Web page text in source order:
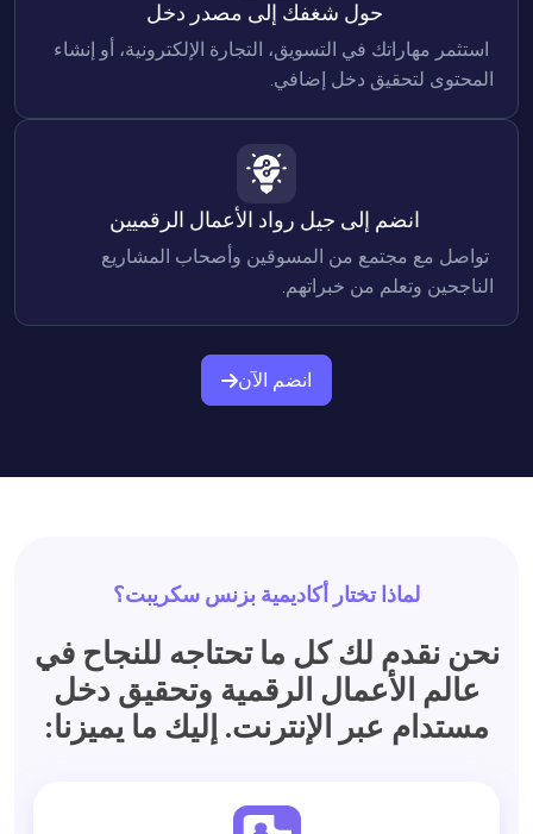
استثمر مهاراتك في التسويق، التجارة الإلكترونية، أو إنشاء
المحتوى لتحقيق دخل إضافي.
تواصل مع مجتمع من المسوقين وأصحاب المشاريع
الناجحين وتعلم من خبراتهم.
انضم الآن
لماذا تختار أكاديمية بزنس سكريبت؟
نحن نقدم لك كل ما تحتاجه للنجاح في
عالم الأعمال الرقمية وتحقيق دخل
مستدام عبر الإنترنت. إليك ما يميزنا: